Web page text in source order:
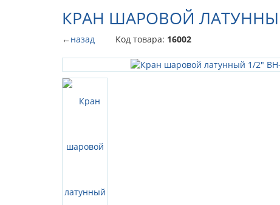
КРАН ШАРОВОЙ
←назад Код товара: 16002